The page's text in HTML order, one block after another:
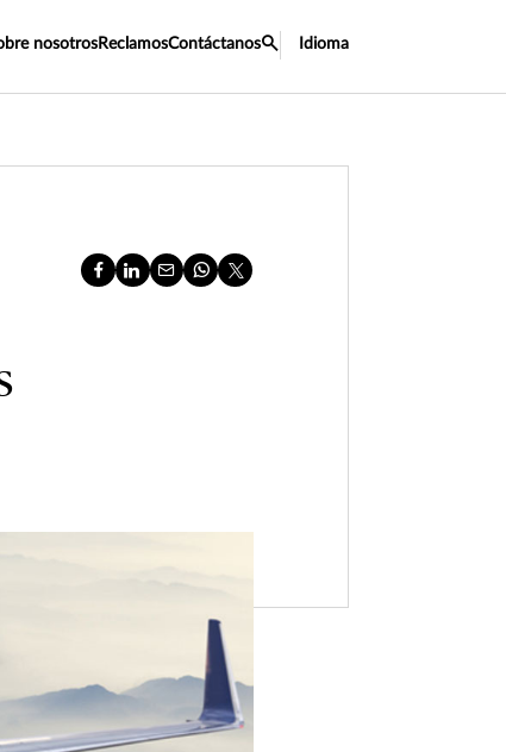
nosotros ReclamosContáctanos Idioma